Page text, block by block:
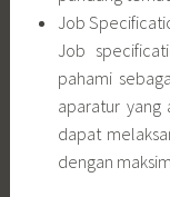
menetapkan
penggajian
dapat
karyawan;